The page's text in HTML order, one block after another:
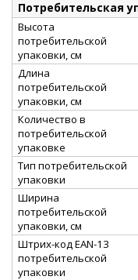
Потребительская
Высота
потребительской
упаковки, см
Длина
потребительской
упаковки, см
Количество в
потребительской
упаковке
Тип потребительской
упаковки
Ширина
потребительской
упаковки, см
Штрих-код EAN-13
потребительской
упаковки